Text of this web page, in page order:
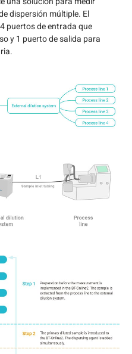
dispersión múltiple. El
puertos de entrada que
y 1 puerto de salida para